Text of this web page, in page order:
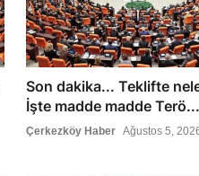
Son dakika... Teklifte
İşte madde madde Terö...
Çerkezköy Haber Ağustos 5,